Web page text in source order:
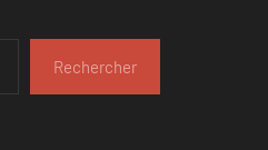
Rechercher